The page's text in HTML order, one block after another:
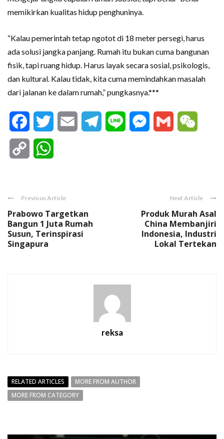
memikirkan kualitas hidup penghuninya.
“Kalau pemerintah tetap ngotot di 18 meter persegi, harus
ada solusi jangka panjang. Rumah itu bukan cuma bangunan
fisik, tapi ruang hidup. Harus layak secara sosial, psikologis,
dan kultural. Kalau tidak, kita cuma memindahkan masalah
dari jalanan ke dalam rumah,” pungkasnya.***
FacebookTwitter Email Telegram
Line Messenger
Gmail
Copy
Previous Article
Prabowo Targetkan
Bangun 1 Juta Rumah
Susun, Terinspirasi
Singapura
Next Article
Produk Murah Asal
China Membanjiri
Indonesia, Industri
Lokal Tertekan
reksa
RELATED ARTICLES
MORE FROM AUTHOR
MORE FROM CATEGORY